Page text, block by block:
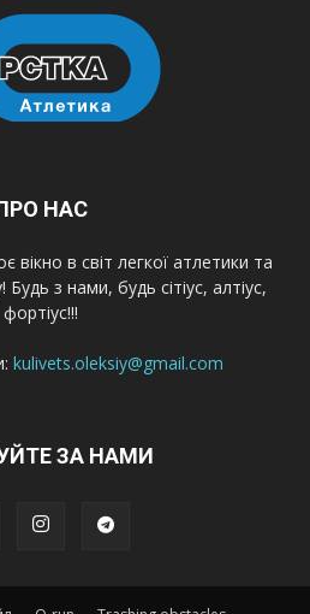
НАС
вікно в світ легкої атлетики та
Будь з нами, будь сітіус, алтіус,
фортіус!!!
kulivets.oleksiy@gmail.com
ЗА НАМИ